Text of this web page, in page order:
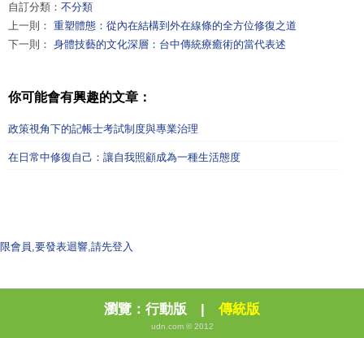
自訂分類： 不分類
上一則： 重塑體態：從內在結構到外在線條的全方位修復之道
下一則： 身體技藝的文化深層：台中傳統療癒術的當代表述
你可能會有興趣的文章：
政策視角下的記帳士考試制度與專業治理
在日常中修復自己：讓自我照顧成為一種生活態度
限會員,要發表迴響,請先登入
瀏覽： 行動版 傳統版
udn.com © 2012